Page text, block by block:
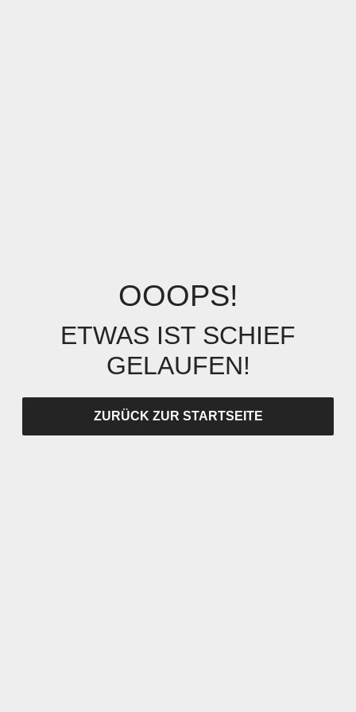
OOOPS!
ETWAS IST SCHIEF
GELAUFEN!
ZURÜCK ZUR STARTSEITE